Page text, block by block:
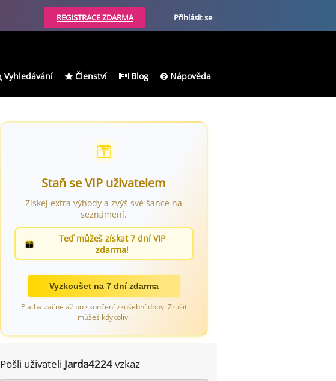
REGISTRACE ZDARMA | Přihlásit se
Vyhledávání Členství Blog Nápověda
Staň se VIP uživatelem
Získej extra výhody a zvýš své šance na
seznámení.
Teď můžeš získat 7 dní VIP
zdarma!
Vyzkoušet na 7 dní zdarma
Platba začne až po skončení zkušební doby. Zrušit
můžeš kdykoliv.
Pošli uživateli Jarda4224vzkaz